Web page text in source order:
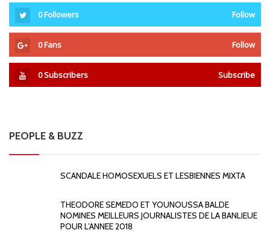
0Followers Follow
0Fans Follow
0Subscribers Subscribe
PEOPLE & BUZZ
SCANDALE HOMOSEXUELS ET LESBIENNES MIXTA
THEODORE SEMEDO ET YOUNOUSSA BALDE
NOMINES MEILLEURS JOURNALISTES DE LA BANLIEUE
POUR L’ANNEE 2018